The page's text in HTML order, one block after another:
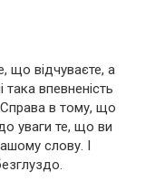
що відчуваєте, а
впевненість
в тому, що
уваги те, що ви
слову. І